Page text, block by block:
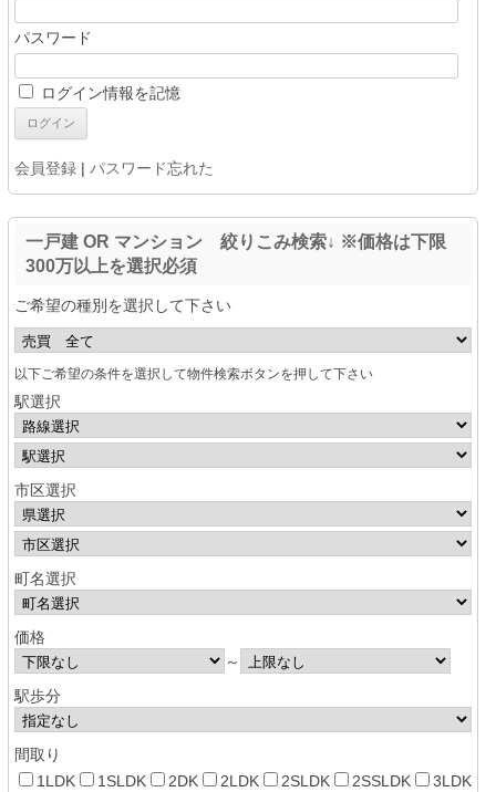
パスワード
ログイン情報を記憶
会員登録 | パスワード忘れた
一戸建 OR マンション 絞りこみ検索↓ ※価格は下限
300万以上を選択必須
ご希望の種別を選択して下さい
以下ご希望の条件を選択して物件検索ボタンを押して下さい
駅選択
市区選択
町名選択
価格
～
駅歩分
間取り
1LDK
1SLDK 2DK 2LDK 2SLDK 2SSLDK
3LDK